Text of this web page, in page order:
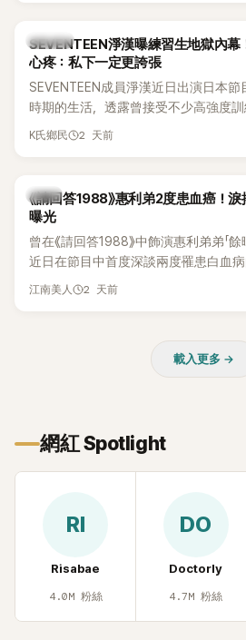
K-POP
SEVENTEEN淨漢曝練習生地獄內幕
心疼：私下一定更誇張
SEVENTEEN成員淨漢近日出演日本
時期的生活，透露曾接受不少高強度
肺活量，讓聲樂老師直接站在自己的
K氏鄉民 2 天前
韓星
《請回答1988》惠利弟2度患血癌！
曝光
曾在《請回答1988》中飾演惠利弟弟「餘
近日在節目中首度深談兩度罹患白血
病歲月時忍不住落淚，哽咽表示：「痛
江南美人 2 天前
載入更多 →
網紅 Spotlight
RI
Risabae
4.0M 粉絲
DO
Doctorly
4.7M 粉絲